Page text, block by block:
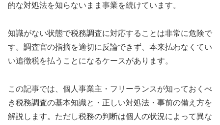
的な対処法を知らないまま事業を続けています。
知識がない状態で税務調査に対応することは非常に危険で
す。調査官の指摘を適切に反論できず、本来払わなくてい
い追徴税を払うことになるケースがあります。
この記事では、個人事業主・フリーランスが知っておくべ
き税務調査の基本知識と・正しい対処法・事前の備え方を
解説します。ただし税務の判断は個人の状況によって異な